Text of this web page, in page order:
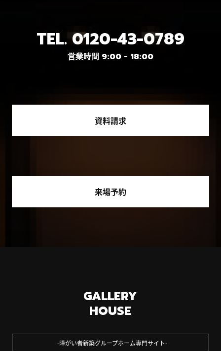
TEL. 0120-43-0789
営業時間 9:00 - 18:00
資料請求
来場予約
GALLERY
HOUSE
障がい者新築グループホーム専門サイト